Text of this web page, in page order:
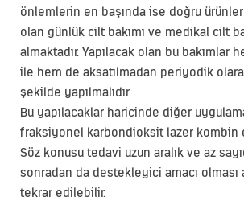
önlemlerin en başında ise doğru
olan günlük cilt bakımı ve medikal cilt
almaktadır. Yapılacak olan bu bakımlar
ile hem de aksatılmadan periyodik
şekilde yapılmalıdır
Bu yapılacaklar haricinde diğer
fraksiyonel karbondioksit lazer kombin
Söz konusu tedavi uzun aralık ve az
sonradan da destekleyici amacı olması
tekrar edilebilir.